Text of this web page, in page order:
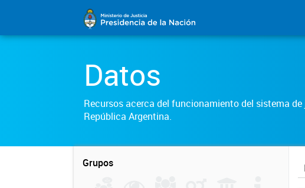
Datos
Recursos acerca del funcionamiento del sistema
República Argentina.
Grupos